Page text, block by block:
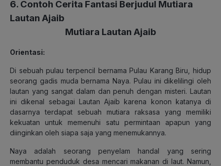
6. Contoh Cerita Fantasi Berjudul Mutiara
Lautan Ajaib
Mutiara Lautan Ajaib
Orientasi:
Di sebuah pulau terpencil bernama Pulau Karang Biru, hidup
seorang gadis muda bernama Naya. Pulau ini dikelilingi oleh
lautan yang sangat dalam dan penuh dengan misteri. Lautan
ini dikenal sebagai Lautan Ajaib karena konon katanya di
dasarnya terdapat sebuah mutiara raksasa yang memiliki
kekuatan untuk memenuhi satu permintaan apapun yang
diinginkan oleh siapa saja yang menemukannya.
Naya adalah seorang penyelam handal yang sering
membantu penduduk desa mencari makanan di laut. Namun,